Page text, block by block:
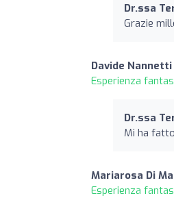
Dr.ssa
Grazie
Davide Nannetti
Esperienza
Dr.ssa
Mi ha
Mariarosa Di
Esperienza